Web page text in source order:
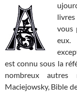
livres
vous
est connu sous la
nombreux
Maciejowsky, Bible